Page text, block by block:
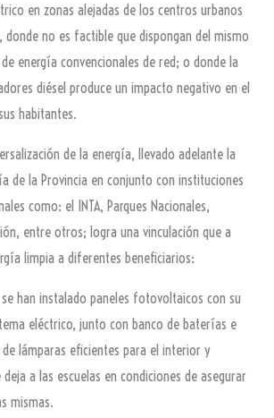
en zonas alejadas de los centros urbanos
no es factible que dispongan del mismo
energía convencionales de red; o donde la
diésel produce un impacto negativo en el
habitantes.
de la energía, llevado adelante la
de la Provincia en conjunto con instituciones
como: el INTA, Parques Nacionales,
entre otros; logra una vinculación que a
limpia a diferentes beneficiarios:
se han instalado paneles fotovoltaicos con su
eléctrico, junto con banco de baterías e
lámparas eficientes para el interior y
a las escuelas en condiciones de asegurar
mismas.